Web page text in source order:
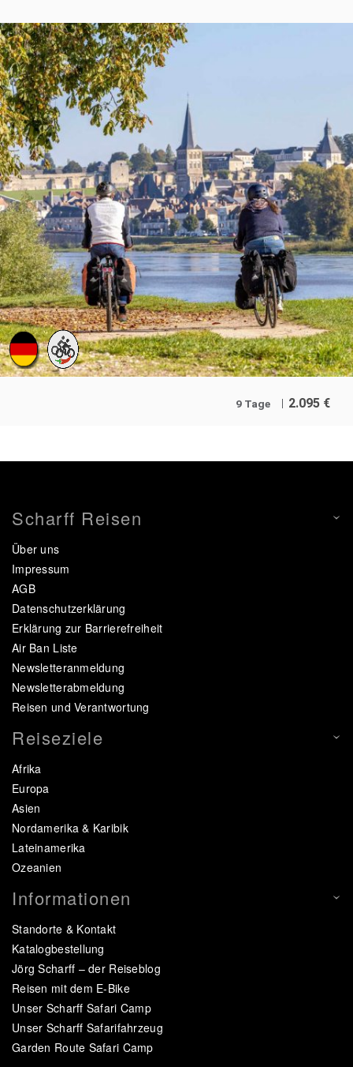
9 Tage 2.095 €
Scharff Reisen
Über uns
Impressum
AGB
Datenschutzerklärung
Erklärung zur Barrierefreiheit
Air Ban Liste
Newsletteranmeldung
Newsletterabmeldung
Reisen und Verantwortung
Reiseziele
Afrika
Europa
Asien
Nordamerika & Karibik
Lateinamerika
Ozeanien
Informationen
Standorte & Kontakt
Katalogbestellung
Jörg Scharff – der Reiseblog
Reisen mit dem E-Bike
Unser Scharff Safari Camp
Unser Scharff Safarifahrzeug
Garden Route Safari Camp